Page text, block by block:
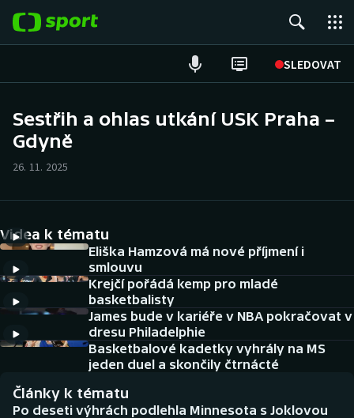
SLEDOVAT
Hokej
Cyklistika
DALŠÍ SPORTY
Americký fotbal
Baseball a softbal
Basketbal
NEPŘEHLÉDNĚTE
Historické návraty
Sestřih a ohlas utkání USK Praha –
Gdyně
26. 11. 2025
Videa k tématu
Eliška Hamzová má nové příjmení i
smlouvu
Krejčí pořádá kemp pro mladé
basketbalisty
James bude v kariéře v NBA pokračovat v
dresu Philadelphie
Basketbalové kadetky vyhrály na MS
jeden duel a skončily čtrnácté
Články k tématu
Po deseti výhrách podlehla Minnesota s Joklovou